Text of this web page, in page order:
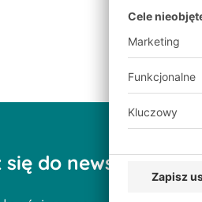
się do newslettera